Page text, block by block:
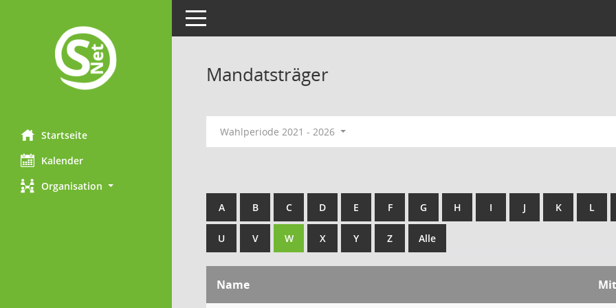
Startseite
Kalender
Organisation
Toggle navigation
Mandatsträger
Wahlperiode 2021 - 2026
A B C D E F G H I J K L
U V W X Y Z Alle
Name